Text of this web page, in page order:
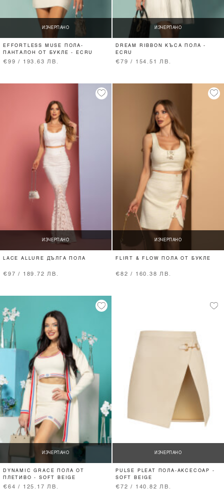
ИЗЧЕРПАНО
EFFORTLESS MUSE ПОЛА-
ПАНТАЛОН ОТ БУКЛЕ - ECRU
€99 / 193.63 ЛВ.
ИЗЧЕРПАНО
DREAM RIBBON КЪСА ПОЛА -
ECRU
€79 / 154.51 ЛВ.
ИЗЧЕРПАНО
LACE ALLURE ДЪЛГА ПОЛА
€97 / 189.72 ЛВ.
ИЗЧЕРПАНО
FLIRT & FLOW ПОЛА ОТ БУКЛЕ
€82 / 160.38 ЛВ.
ИЗЧЕРПАНО
DYNAMIC GRACE ПОЛА ОТ
ПЛЕТИВО - SOFT BEIGE
€64 / 125.17 ЛВ.
ИЗЧЕРПАНО
PULSE PLEAT ПОЛА-АКСЕСОАР -
SOFT BEIGE
€72 / 140.82 ЛВ.